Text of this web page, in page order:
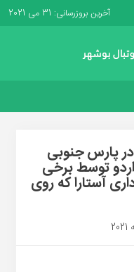
آخرین بروزرسانی: 31 می 2021
پارس جنوبی
توسط برخی
آستارا که روی